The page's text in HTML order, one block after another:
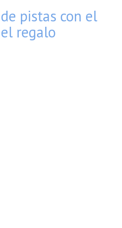
pistas con el
regalo